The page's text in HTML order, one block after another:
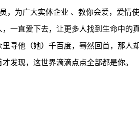
，为广大实体企业 、教你会爱，爱
一直爱下去，让更多人找到生命中
寻他（她）千百度，蓦然回首，那
发现，这世界滴滴点点全部都是你。